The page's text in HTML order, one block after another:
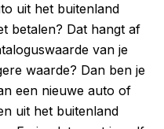
uit het buitenland
betalen? Dat hangt af
van je
waarde? Dan ben je
een nieuwe auto of
uit het buitenland